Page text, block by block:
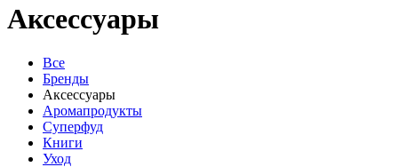
Аксессуары
Все
Бренды
Аксессуары
Аромапродукты
Суперфуд
Книги
Уход